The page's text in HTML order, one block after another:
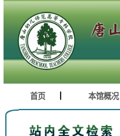
首页 本馆概况